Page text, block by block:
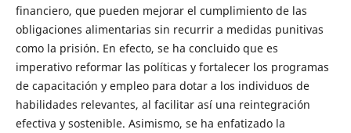
financiero, que pueden mejorar el cumplimiento de las
obligaciones alimentarias sin recurrir a medidas punitivas
como la prisión. En efecto, se ha concluido que es
imperativo reformar las políticas y fortalecer los programas
de capacitación y empleo para dotar a los individuos de
habilidades relevantes, al facilitar así una reintegración
efectiva y sostenible. Asimismo, se ha enfatizado la